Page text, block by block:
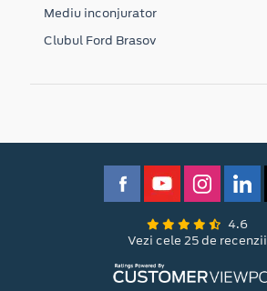
Mediu inconjurator
Clubul Ford Brasov
4.6
Vezi cele 25 de recenzii